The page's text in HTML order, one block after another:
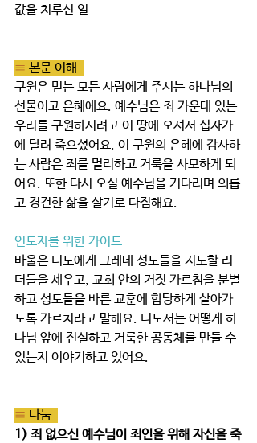
값을 치루신 일
≡ 본문 이해
구원은 믿는 모든 사람에게 주시는 하나님의
선물이고 은혜에요. 예수님은 죄 가운데 있는
우리를 구원하시려고 이 땅에 오셔서 십자가
에 달려 죽으셨어요. 이 구원의 은혜에 감사하
는 사람은 죄를 멀리하고 거룩을 사모하게 되
어요. 또한 다시 오실 예수님을 기다리며 의롭
고 경건한 삶을 살기로 다짐해요.
인도자를 위한 가이드
바울은 디도에게 그레데 성도들을 지도할 리
더들을 세우고, 교회 안의 거짓 가르침을 분별
하고 성도들을 바른 교훈에 합당하게 살아가
도록 가르치라고 말해요. 디도서는 어떻게 하
나님 앞에 진실하고 거룩한 공동체를 만들 수
있는지 이야기하고 있어요.
≡ 나눔
1) 죄 없으신 예수님이 죄인을 위해 자신을 죽